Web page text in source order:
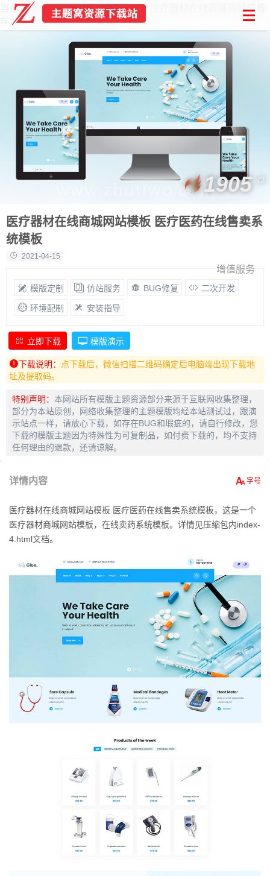
当前位置： 首页 Html模板
医疗器材在线商城网站模板
医疗医药在线售卖系统模板
医疗器材在线商城网站模板 医疗医药在线售卖系
统模板
2021-04-15
1905
增值服务
模版定制 仿站服务 BUG修复 二次开发
环境配制 安装指导
立即下载 模版演示
下载说明：
点下载后，微信扫描二维码确定后电脑端出现下载地
址及提取码。
特别声明： 本网站所有模版主题资源部分来源于互联网收集整理，
部分为本站原创，网络收集整理的主题模版均经本站测试过，跟演
示站点一样，请放心下载，如存在BUG和瑕疵的，请自行修改，您
下载的模版主题因为特殊性为可复制品，如付费下载的，均不支持
任何理由的退款，还请谅解。
详情内容
医疗器材在线商城网站模板 医疗医药在线售卖系统模板，这是一个
医疗器材商城网站模板，在线卖药系统模板。详情见压缩包内index-
4.html文档。